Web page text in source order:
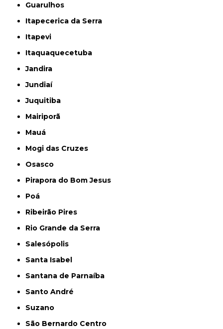
Guarulhos
Itapecerica da Serra
Itapevi
Itaquaquecetuba
Jandira
Jundiaí
Juquitiba
Mairiporã
Mauá
Mogi das Cruzes
Osasco
Pirapora do Bom Jesus
Poá
Ribeirão Pires
Rio Grande da Serra
Salesópolis
Santa Isabel
Santana de Parnaíba
Santo André
Suzano
São Bernardo Centro